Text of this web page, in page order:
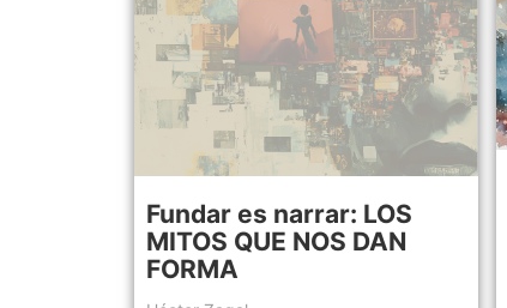
Fundar es narrar: LOS
MITOS QUE NOS DAN
FORMA